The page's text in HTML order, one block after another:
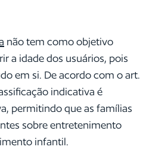
não tem como objetivo
a idade dos usuários, pois
em si. De acordo com o art.
indicativa é
permitindo que as famílias
sobre entretenimento
infantil.